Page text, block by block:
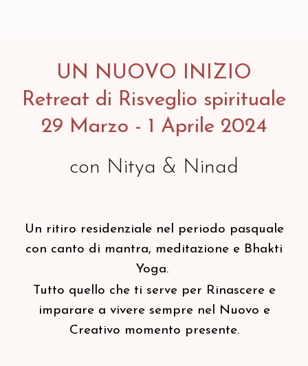
UN NUOVO INIZIO
Retreat di Risveglio spirituale
29 Marzo - 1 Aprile 2024
con Nitya & Ninad
Un ritiro residenziale nel periodo pasquale
con canto di mantra, meditazione e Bhakti
Yoga.
Tutto quello che ti serve per Rinascere e
imparare a vivere sempre nel Nuovo e
Creativo momento presente.